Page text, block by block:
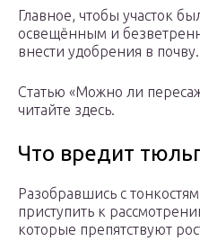
Главное, чтобы участок
освещённым и
внести удобрения в почву.
Статью «Можно ли
читайте здесь.
Что вредит
Разобравшись с
приступить к
которые препятствуют